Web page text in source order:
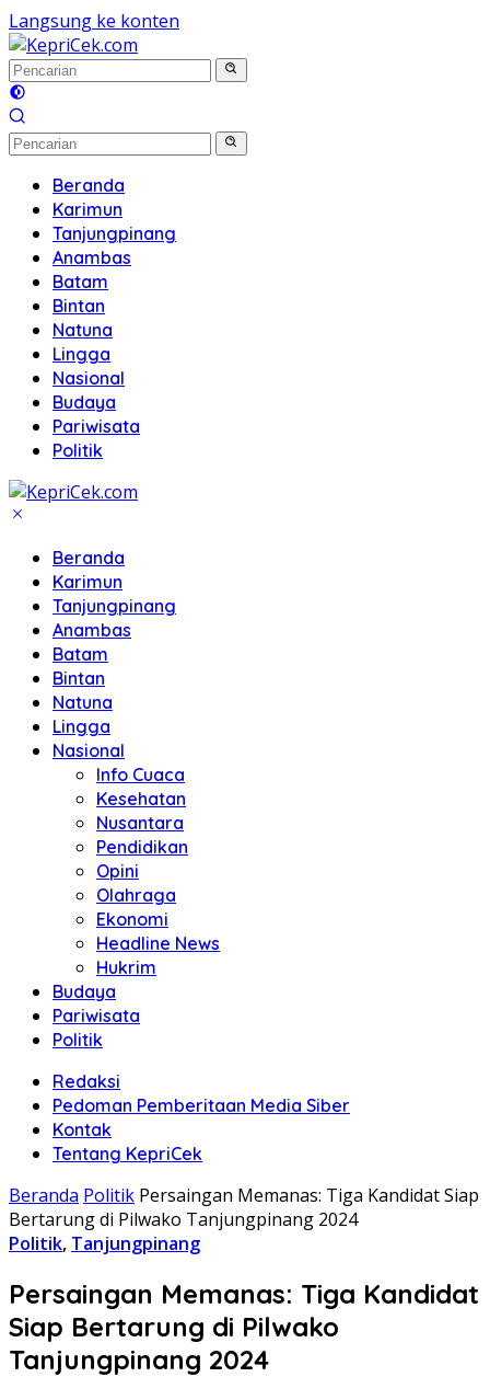
Langsung ke konten
Beranda
Karimun
Tanjungpinang
Anambas
Batam
Bintan
Natuna
Lingga
Nasional
Budaya
Pariwisata
Politik
Beranda
Karimun
Tanjungpinang
Anambas
Batam
Bintan
Natuna
Lingga
Nasional
Info Cuaca
Kesehatan
Nusantara
Pendidikan
Opini
Olahraga
Ekonomi
Headline News
Hukrim
Budaya
Pariwisata
Politik
Redaksi
Pedoman Pemberitaan Media Siber
Kontak
Tentang KepriCek
Beranda Politik Persaingan Memanas: Tiga Kandidat Siap
Bertarung di Pilwako Tanjungpinang 2024
Politik, Tanjungpinang
Persaingan Memanas: Tiga Kandidat
Siap Bertarung di Pilwako
Tanjungpinang 2024